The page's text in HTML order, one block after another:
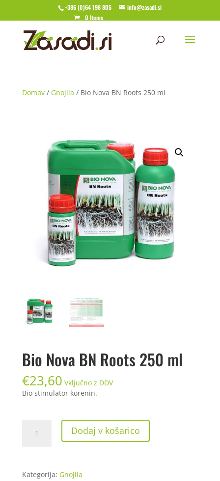
+386 (0)64 198 805
info@zasadi.si
0 Items
Domov/ Gnojila / Bio Nova BN Roots 250 ml
Bio Nova BN Roots 250 ml
€23,60 Vključno z DDV
Bio stimulator korenin.
Nova
250
ml
Dodaj v košarico
Kategorija: Gnojila